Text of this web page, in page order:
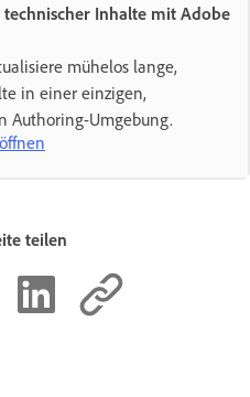
Inhalte mit Adobe
mühelos lange,
in einer einzigen,
Authoring-Umgebung.
teilen